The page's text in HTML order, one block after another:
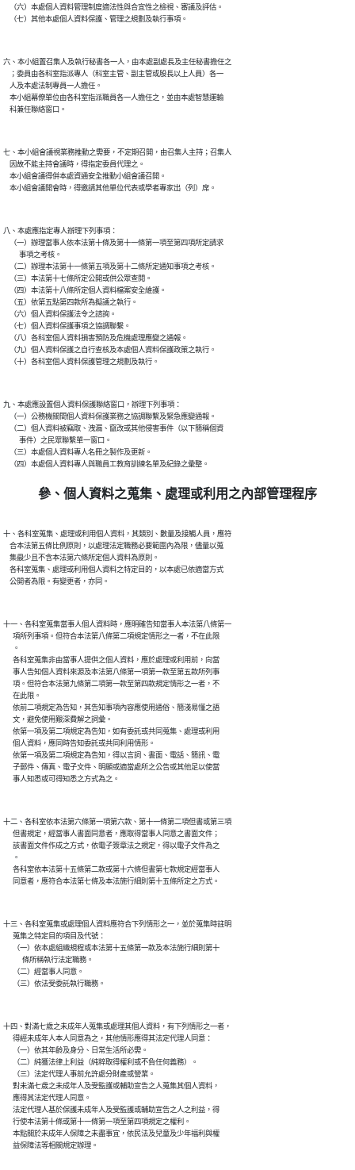
    （六）本處個人資料管理制度適法性與合宜性之檢視、審議及評估。
六、本小組置召集人及執行秘書各一人，由本處副處長及主任秘書擔任之
    ；委員由各科室指派專人（科室主管、副主管或股長以上人員）各一
    人及本處法制專員一人擔任。
    本小組幕僚單位由各科室指派職員各一人擔任之，並由本處智慧運輸
七、本小組會議視業務推動之需要，不定期召開，由召集人主持；召集人
    因故不能主持會議時，得指定委員代理之。
    本小組會議得併本處資通安全推動小組會議召開。
八、本處應指定專人辦理下列事項：
    （一）辦理當事人依本法第十條及第十一條第一項至第四項所定請求
          事項之考核。
    （二）辦理本法第十一條第五項及第十二條所定通知事項之考核。
    （三）本法第十七條所定公開或供公眾查閱。
    （四）本法第十八條所定個人資料檔案安全維護。
    （五）依第五點第四款所為擬議之執行。
    （六）個人資料保護法令之諮詢。
    （七）個人資料保護事項之協調聯繫。
    （八）各科室個人資料損害預防及危機處理應變之通報。
    （九）個人資料保護之自行查核及本處個人資料保護政策之執行。
九、本處應設置個人資料保護聯絡窗口，辦理下列事項：
    （一）公務機關間個人資料保護業務之協調聯繫及緊急應變通報。
    （二）個人資料被竊取、洩漏、竄改或其他侵害事件（以下簡稱個資
          事件）之民眾聯繫單一窗口。
    （三）本處個人資料專人名冊之製作及更新。
參、個人資料之蒐集、處理或利用之內部管理程序
十、各科室蒐集、處理或利用個人資料，其類別、數量及接觸人員，應符
    合本法第五條比例原則，以處理法定職務必要範圍內為限，儘量以蒐
    集最少且不含本法第六條所定個人資料為原則。
    各科室蒐集、處理或利用個人資料之特定目的，以本處已依適當方式
十一、各科室蒐集當事人個人資料時，應明確告知當事人本法第八條第一
      項所列事項。但符合本法第八條第二項規定情形之一者，不在此限
      。
      各科室蒐集非由當事人提供之個人資料，應於處理或利用前，向當
      事人告知個人資料來源及本法第八條第一項第一款至第五款所列事
      項。但符合本法第九條第二項第一款至第四款規定情形之一者，不
      在此限。
      依前二項規定為告知，其告知事項內容應使用通俗、簡淺易懂之語
      文，避免使用艱深費解之詞彙。
      依第一項及第二項規定為告知，如有委託或共同蒐集、處理或利用
      個人資料，應同時告知委託或共同利用情形。
      依第一項及第二項規定為告知，得以言詞、書面、電話、簡訊、電
      子郵件、傳真、電子文件、明顯或適當處所之公告或其他足以使當
十二、各科室依本法第六條第一項第六款、第十一條第二項但書或第三項
      但書規定，經當事人書面同意者，應取得當事人同意之書面文件；
      該書面文件作成之方式，依電子簽章法之規定，得以電子文件為之
      。
      各科室依本法第十五條第二款或第十六條但書第七款規定經當事人
十三、各科室蒐集或處理個人資料應符合下列情形之一，並於蒐集時註明
      蒐集之特定目的項目及代號：
      （一）依本處組織規程或本法第十五條第一款及本法施行細則第十
            條所稱執行法定職務。
      （二）經當事人同意。
十四、對滿七歲之未成年人蒐集或處理其個人資料，有下列情形之一者，
      得經未成年人本人同意為之，其他情形應得其法定代理人同意：
      （一）依其年齡及身分、日常生活所必需。
      （二）純獲法律上利益（純粹取得權利或不負任何義務）。
      （三）法定代理人事前允許處分財產或營業。
      對未滿七歲之未成年人及受監護或輔助宣告之人蒐集其個人資料，
      應得其法定代理人同意。
      法定代理人基於保護未成年人及受監護或輔助宣告之人之利益，得
      行使本法第十條或第十一條第一項至第四項規定之權利。
      本點關於未成年人保障之未盡事宜，依民法及兒童及少年福利與權